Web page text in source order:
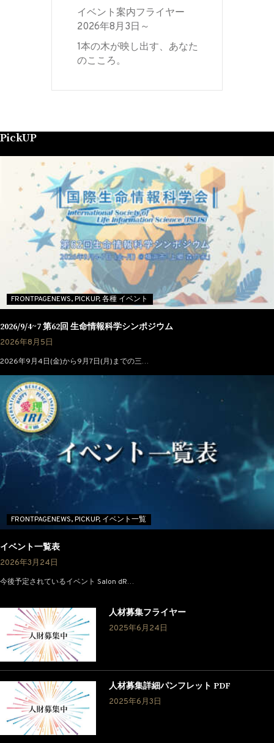
イベント案内フライヤー
2026年8月3日～
1本の木が映し出す、あなた
のこころ。
PickUP
FRONTPAGENEWS,PICKUP,各種 イベント
2026/9/4~7 第62回 生命情報科学シンポジウム
2026年8月5日
2026年9月4日(金)から9月7日(月)までの三…
FRONTPAGENEWS,PICKUP, イベント一覧
イベント一覧表
2026年3月24日
今後予定されているイベント Salon dR…
人材募集フライヤー
2025年6月24日
人材募集詳細パンフレット PDF
2025年6月3日